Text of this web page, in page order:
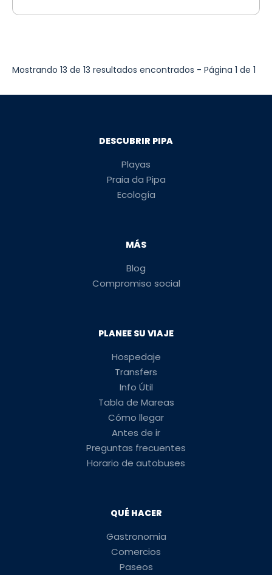
Mostrando 13 de 13 resultados encontrados - Página 1 de 1
DESCUBRIR PIPA
Playas
Praia da Pipa
Ecología
MÁS
Blog
Compromiso social
PLANEE SU VIAJE
Hospedaje
Transfers
Info Útil
Tabla de Mareas
Cómo llegar
Antes de ir
Preguntas frecuentes
Horario de autobuses
QUÉ HACER
Gastronomia
Comercios
Paseos